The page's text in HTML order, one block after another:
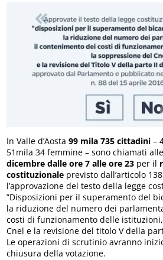
In Valle d’Aosta 99 mila 735 cittadini –
51mila 34 femmine – sono chiamati
dicembre dalle ore 7 alle ore 23 per il
costituzionale previsto dall’articolo
l’approvazione del testo della legge
”Disposizioni per il superamento del
la riduzione del numero dei
costi di funzionamento delle
Cnel e la revisione del titolo V della
Le operazioni di scrutinio avranno
chiusura della votazione.